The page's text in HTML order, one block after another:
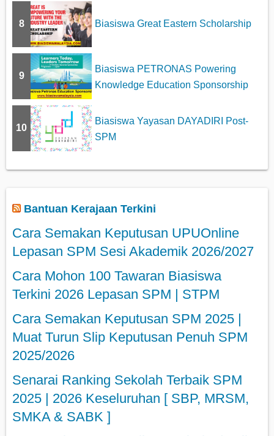
8 Biasiswa Great Eastern Scholarship
9
Biasiswa PETRONAS Powering
Knowledge Education Sponsorship
10
Biasiswa Yayasan DAYADIRI Post-
SPM
Bantuan Kerajaan Terkini
Cara Semakan Keputusan UPUOnline
Lepasan SPM Sesi Akademik 2026/2027
Cara Mohon 100 Tawaran Biasiswa
Terkini 2026 Lepasan SPM | STPM
Cara Semakan Keputusan SPM 2025 |
Muat Turun Slip Keputusan Penuh SPM
2025/2026
Senarai Ranking Sekolah Terbaik SPM
2025 | 2026 Keseluruhan [ SBP, MRSM,
SMKA & SABK ]